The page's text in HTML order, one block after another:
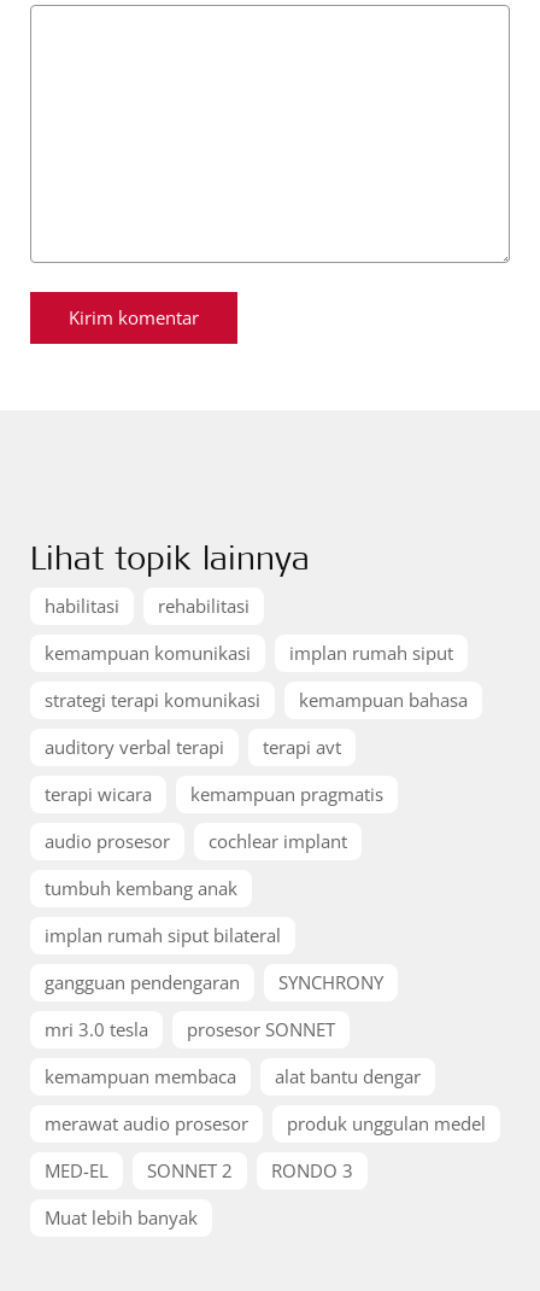
Lihat topik lainnya
habilitasi
rehabilitasi
kemampuan komunikasi
implan rumah siput
strategi terapi komunikasi
kemampuan bahasa
auditory verbal terapi
terapi avt
terapi wicara
kemampuan pragmatis
audio prosesor
cochlear implant
tumbuh kembang anak
implan rumah siput bilateral
gangguan pendengaran
SYNCHRONY
mri 3.0 tesla
prosesor SONNET
kemampuan membaca
alat bantu dengar
merawat audio prosesor
produk unggulan medel
MED-EL
SONNET 2
RONDO 3
Muat lebih banyak